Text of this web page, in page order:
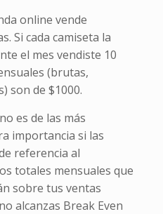
online vende
Si cada camiseta la
el mes vendiste 10
(brutas,
son de $1000.
es de las más
importancia si las
referencia al
totales mensuales que
sobre tus ventas
alcanzas Break Even